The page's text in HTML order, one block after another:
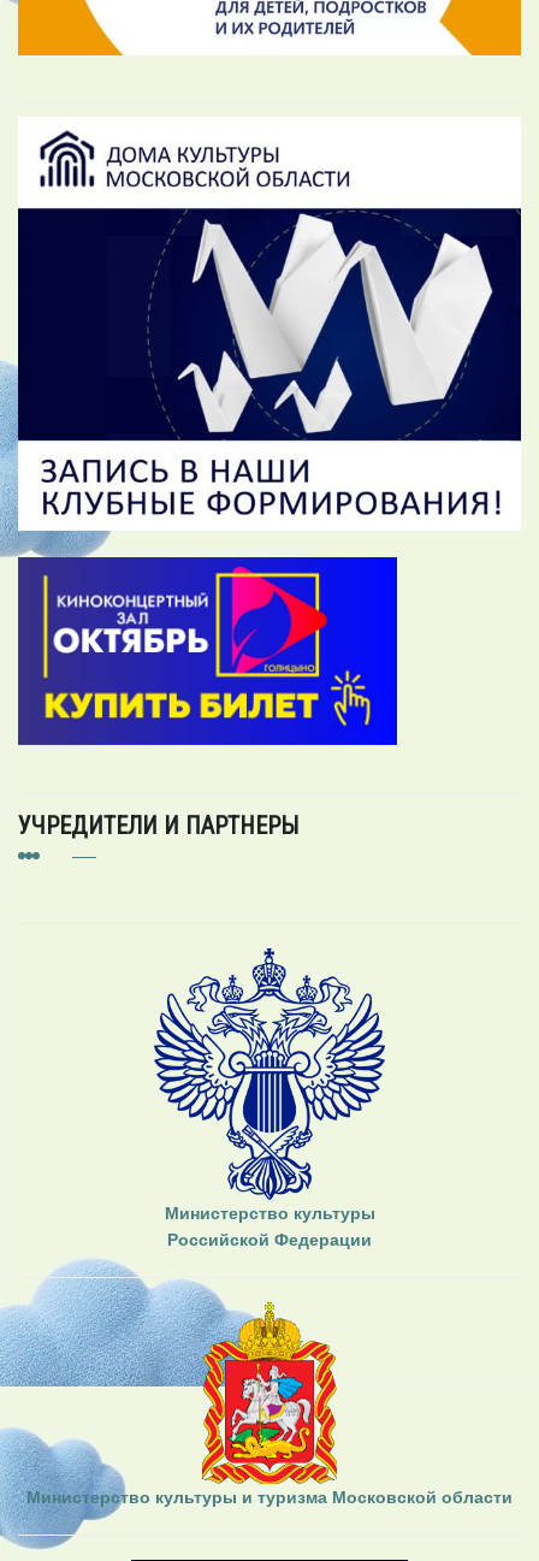
УЧРЕДИТЕЛИ И ПАРТНЕРЫ
Министерство культуры
Российской Федерации
Министерство культуры и туризма Московской области